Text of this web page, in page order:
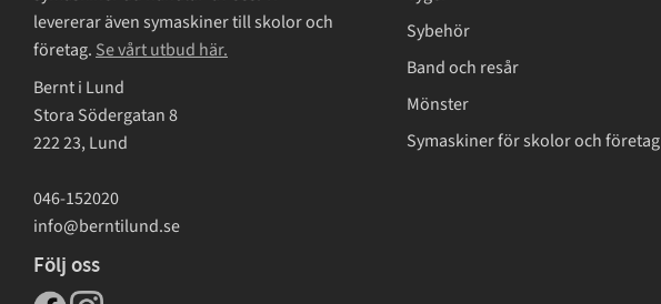
levererar även symaskiner till skolor och
företag. Se vårt utbud här.
Bernt i Lund
Stora Södergatan 8
222 23, Lund
046-152020
info@berntilund.se
Följ oss
Sybehör
Band och resår
Mönster
Symaskiner för skolor och företag